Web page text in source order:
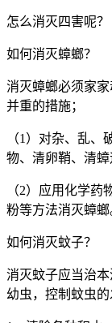
怎么消灭四害呢？
如何消灭蟑螂？
消灭蟑螂必须家
并重的措施；
（1 ）对杂、乱、
物、清卵鞘、清蟑
（2）应用化学药
粉等方法消灭蟑螂
如何消灭蚊子？
消灭蚊子应当治
幼虫，控制蚊虫的